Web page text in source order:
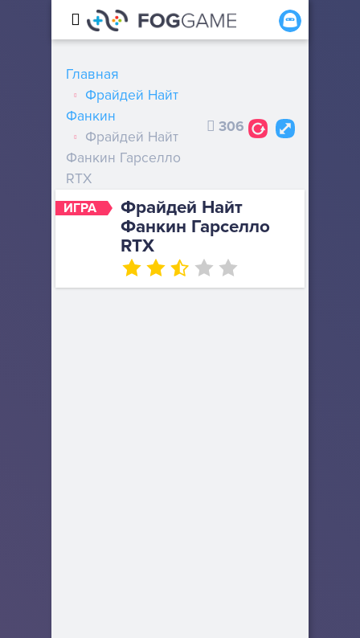
ИГРА
Фрайдей Найт
Фанкин Гарселло
RTX
Главная
Фрайдей Найт
Фанкин
Фрайдей Найт
Фанкин Гарселло
RTX
306